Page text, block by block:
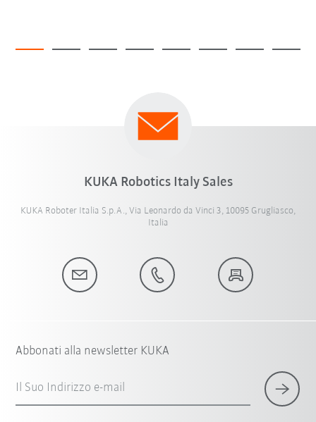
KUKA Robotics Italy Sales
KUKA Roboter Italia S.p.A., Via Leonardo da Vinci 3, 10095 Grugliasco,
Italia
Abbonati alla newsletter KUKA
Il Suo Indirizzo e-mail